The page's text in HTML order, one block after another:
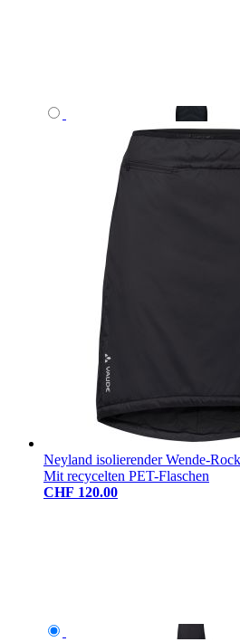
Neyland isolierender Wende-
Mit recycelten PET-Flaschen
CHF 120.00